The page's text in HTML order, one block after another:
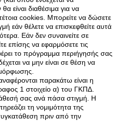
είναι διαθέσιμα για να
τέτοια cookies. Μπορείτε να δώσετε
εάν θέλετε να επισκεφθείτε αυτά
Εάν δεν συναινείτε σε
επίσης να εφαρμόσετε τις
το πρόγραμμα περιήγησής σας
να μην είναι σε θέση να
παρακάτω είναι η
1 στοιχείο α) του ΓΚΠΔ.
σας ανά πάσα στιγμή. Η
τη νομιμότητα της
πριν από την